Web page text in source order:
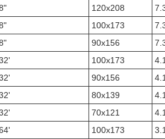
120x208
100x173
90x156
100x173
90x156
80x139
70x121
100x173